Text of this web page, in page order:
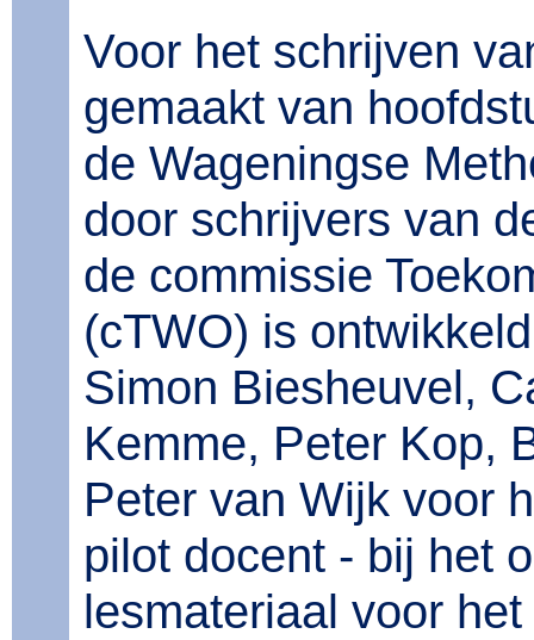
Voor het schrijven
gemaakt van
de Wageningse
door schrijvers van
de commissie
(cTWO) is
Simon Biesheuvel,
Kemme, Peter Kop,
Peter van Wijk voor
pilot docent - bij het
lesmateriaal voor